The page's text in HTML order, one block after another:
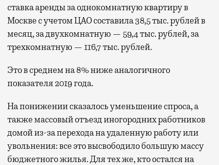
ставка аренды за однокомнатную квартиру в
Москве с учетом ЦАО составила 38,5 тыс. рублей в
месяц, за двухкомнатную — 59,4 тыс. рублей, за
трехкомнатную — 116,7 тыс. рублей.
Это в среднем на 8% ниже аналогичного
показателя 2019 года.
На понижении сказалось уменьшение спроса, а
также массовый отъезд иногородних работников
домой из-за перехода на удаленную работу или
увольнения: все это высвободило большую массу
бюджетного жилья. Для тех же, кто остался на